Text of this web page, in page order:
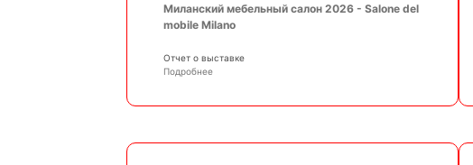
Миланский мебельный салон 2026 - Salone del
mobile Milano
Отчет о выставке
Подробнее